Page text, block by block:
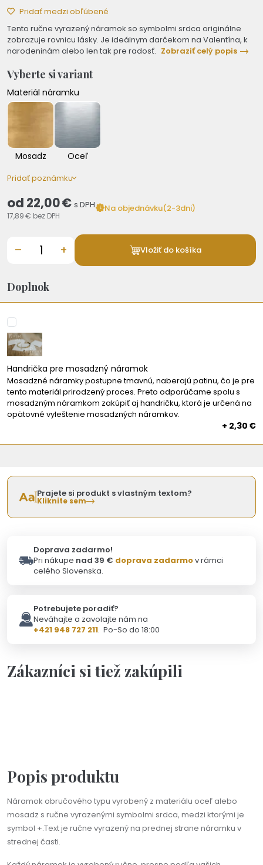
Pridať medzi obľúbené
Tento ručne vyrazený náramok so symbolmi srdca originálne
zobrazuje rovnicu lásky. Je ideálnym darčekom na Valentína, k
narodeninám alebo len tak pre radosť. Zobraziť celý popis
Vyberte si variant
Materiál náramku
Mosadz Oceľ
Pridať poznámku
od 22,00 € s DPH
17,89 € bez DPH
Na objednávku(2-3dni)
– + Vložiť do košíka
Doplnok
Handrička pre mosadzný náramok
Mosadzné náramky postupne tmavnú, naberajú patinu, čo je pre
tento materiál prirodzený proces. Preto odporúčame spolu s
mosadzným náramkom zakúpiť aj handričku, ktorá je určená na
opätovné vyleštenie mosadzných náramkov.
+ 2,30 €
Prajete si produkt s vlastným textom?
Kliknite sem
Doprava zadarmo!
Pri nákupe nad 39 € doprava zadarmov rámci
celého Slovenska.
Potrebujete poradiť?
Neváhajte a zavolajte nám na
+421 948 727 211. Po-So do 18:00
Zákazníci si tiež zakúpili
Popis produktu
Náramok obručového typu vyrobený z materiálu oceľ alebo
mosadz s ručne vyrazenými symbolmi srdca, medzi ktorými je
symbol +.Text je ručne vyrazený na prednej strane náramku v
strednej časti.